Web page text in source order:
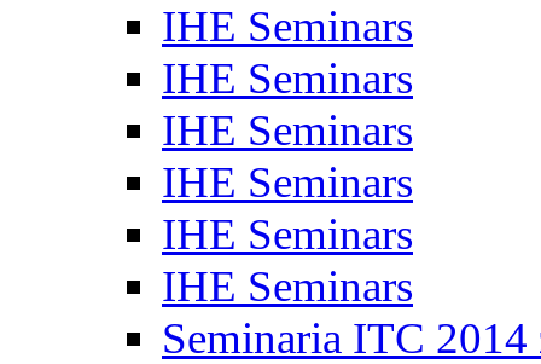
IHE Seminars
IHE Seminars
IHE Seminars
IHE Seminars
IHE Seminars
IHE Seminars
Seminaria ITC 2014